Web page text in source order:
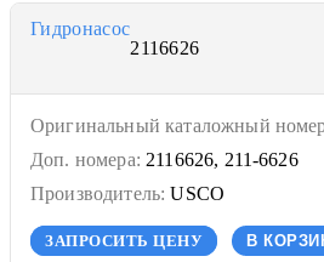
Гидронасос
2116626
Оригинальный каталожный
Доп. номера: 2116626, 211-6626
Производитель: USCO
ЗАПРОСИТЬ ЦЕНУ В